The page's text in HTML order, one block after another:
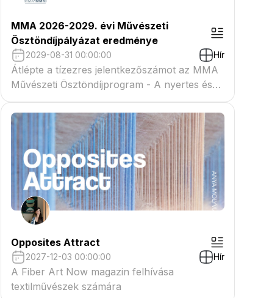
MMA 2026-2029. évi Művészeti
Ösztöndíjpályázat eredménye
2029-08-31 00:00:00 Hír
Átlépte a tízezres jelentkezőszámot az MMA
Művészeti Ösztöndíjprogram - A nyertes és
tartaléklistás pályázók névsora megtekinthető
a csatolmányban
Opposites Attract
2027-12-03 00:00:00 Hír
A Fiber Art Now magazin felhívása
textilművészek számára